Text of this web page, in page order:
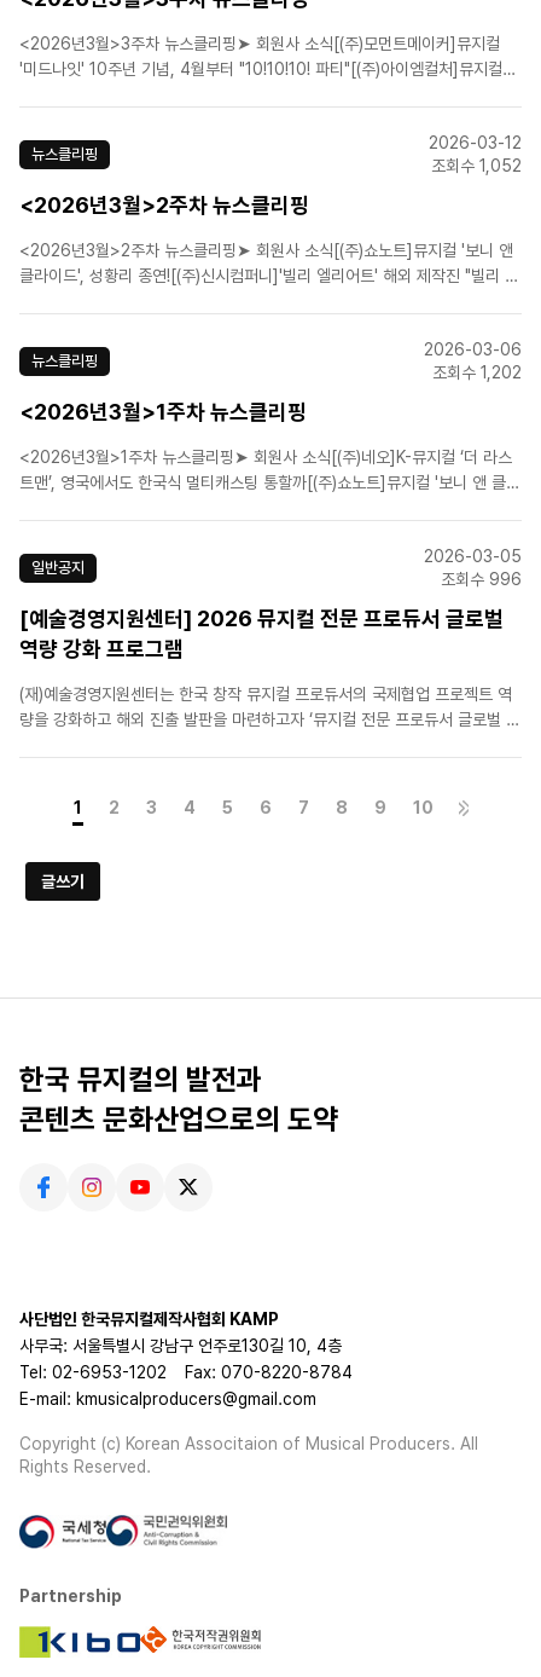
<2026년3월>3주차 뉴스클리핑➤ 회원사 소식[(주)모먼트메이커]뮤지컬
'미드나잇' 10주년 기념, 4월부터 "10!10!10! 파티"[(주)아이엠컬처]뮤지컬
'이터니티', 오는 7..
뉴스클리핑
2026-03-12
조회수 1,052
<2026년3월>2주차 뉴스클리핑
<2026년3월>2주차 뉴스클리핑➤ 회원사 소식[(주)쇼노트]뮤지컬 '보니 앤
클라이드', 성황리 종연![(주)신시컴퍼니]'빌리 엘리어트' 해외 제작진 "빌리 역
열기 후끈.[(주)더블케..
뉴스클리핑
2026-03-06
조회수 1,202
<2026년3월>1주차 뉴스클리핑
<2026년3월>1주차 뉴스클리핑➤ 회원사 소식[(주)네오]K-뮤지컬 ‘더 라스
트맨’, 영국에서도 한국식 멀티캐스팅 통할까[(주)쇼노트]뮤지컬 '보니 앤 클라
는다[오디컴퍼니(주)..
일반공지
2026-03-05
조회수 996
[예술경영지원센터] 2026 뮤지컬 전문 프로듀서 글로벌
역량 강화 프로그램
(재)예술경영지원센터는 한국 창작 뮤지컬 프로듀서의 국제협업 프로젝트 역
량을 강화하고 해외 진출 발판을 마련하고자 ‘뮤지컬 전문 프로듀서 글로벌 역
1 2 3 4 5 6 7 8 9 10
글쓰기
한국 뮤지컬의 발전과
콘텐츠 문화산업으로의 도약
사단법인 한국뮤지컬제작사협회 KAMP
사무국: 서울특별시 강남구 언주로130길 10, 4층
Tel: 02-6953-1202
Fax: 070-8220-8784
E-mail: kmusicalproducers@gmail.com
Copyright (c) Korean Associtaion of Musical Producers. All
Rights Reserved.
Partnership